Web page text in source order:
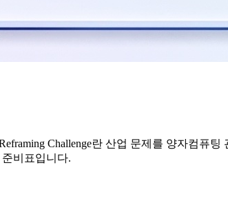
Challenge란 산업 문제를 양자컴퓨
비표입니다.